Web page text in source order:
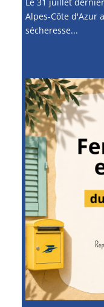
Alpes-Côte d'Azur
sécheresse...